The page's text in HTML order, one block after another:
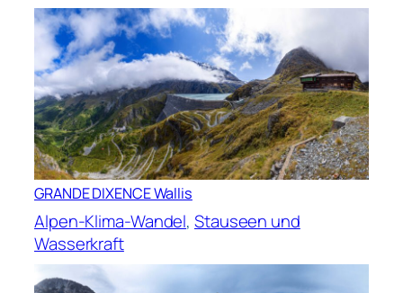
GRANDE DIXENCE Wallis
Alpen-Klima-Wandel, Stauseen und
Wasserkraft